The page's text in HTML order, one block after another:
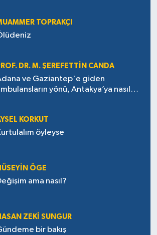
TOPRAKÇI
DR. M. ŞEREFETTIN CANDA
ve Gaziantep'e giden
yönü, Antakya’ya nasıl
KORKUT
öyleyse
ÖGE
ama nasıl?
ZEKI SUNGUR
bir bakış